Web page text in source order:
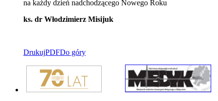
na każdy dzień nadchodzącego Nowego Roku
ks. dr Włodzimierz Misijuk
DrukujPDFDo góry